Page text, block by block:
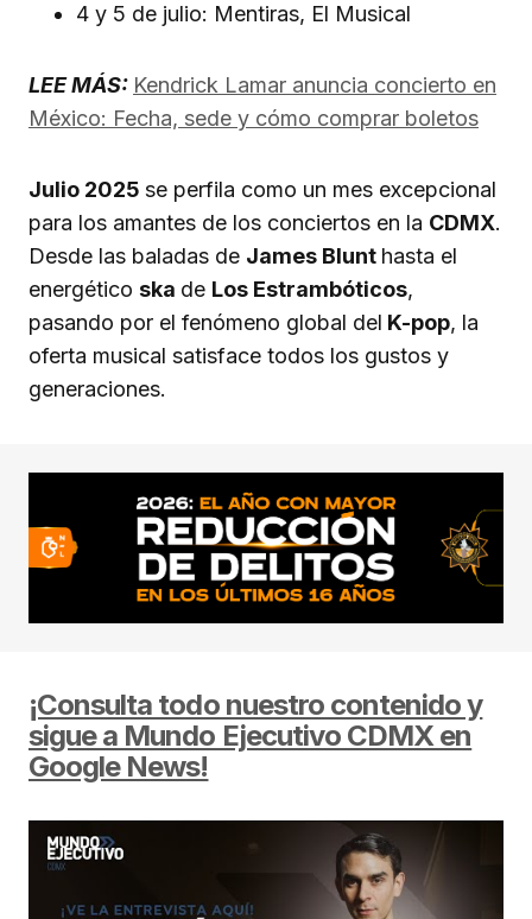
4 y 5 de julio: Mentiras, El Musical
LEE MÁS: Kendrick Lamar anuncia concierto en
México: Fecha, sede y cómo comprar boletos
Julio 2025 se perfila como un mes excepcional
para los amantes de los conciertos en la CDMX.
Desde las baladas de James Blunt hasta el
energético ska de Los Estrambóticos,
pasando por el fenómeno global del K-pop, la
oferta musical satisface todos los gustos y
generaciones.
¡Consulta todo nuestro contenido y
sigue a Mundo Ejecutivo CDMX en
Google News!